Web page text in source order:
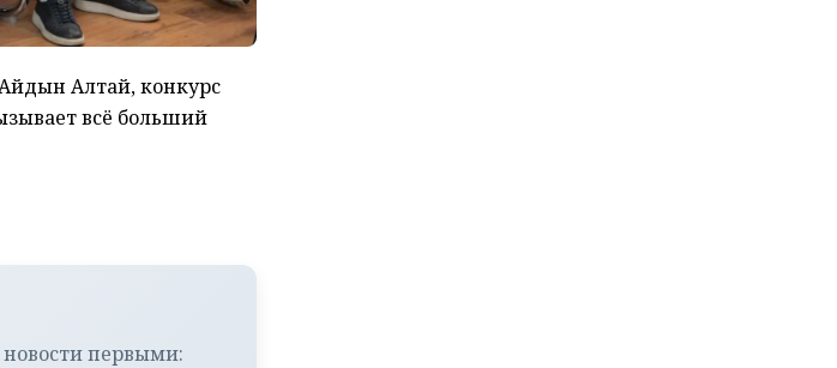
Алтай, конкурс
всё больший
первыми: